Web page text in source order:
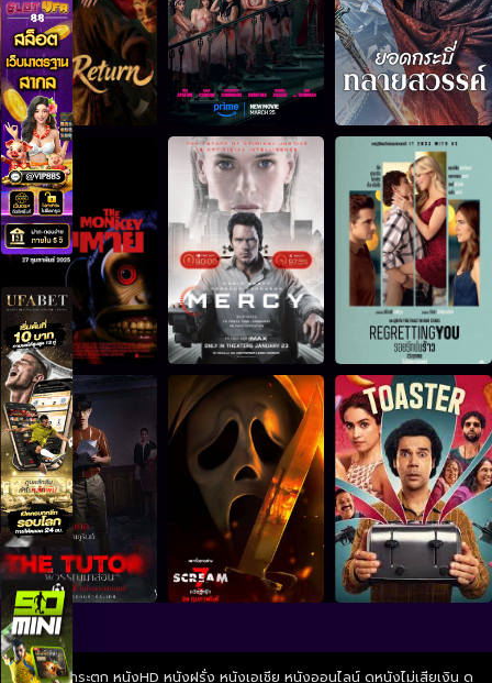
ดูหนังไม่กระตุก หนังHD หนังฝรั่ง หนังเอเชีย หนังออนไลน์ ดูหนังไม่เสียเงิน ดู